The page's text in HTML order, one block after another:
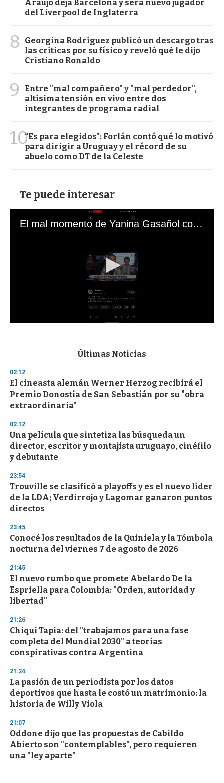
Araujo deja Barcelona y será nuevo jugador
del Liverpool de Inglaterra
8
Georgina Rodríguez publicó un descargo tras
las críticas por su físico y reveló qué le dijo
Cristiano Ronaldo
9
Entre "mal compañero" y "mal perdedor",
altísima tensión en vivo entre dos
integrantes de programa radial
10“Es para elegidos”: Forlán contó qué lo motivó
para dirigir a Uruguay y el récord de su
abuelo como DT de la Celeste
Te puede interesar
El mal momento de Yanina Gasañol con un hincha argentino en "Subrayado"
s
d
s
o
f
3
s
e
c
o
n
d
Últimas Noticias
02:12
El cineasta alemán Werner Herzog recibirá el
Premio Donostia de San Sebastián por su "obra
extraordinaria"
02:12
Una película que sintetiza las búsqueda un
director, escritor y montajista uruguayo, cinéfilo
y debutante
23:54
Trouville se clasificó a playoffs y es el nuevo líder
de la LDA; Verdirrojo y Lagomar ganaron puntos
directos
23:45
Conocé los resultados de la Quiniela y la Tómbola
nocturna del viernes 7 de agosto de 2026
21:45
El nuevo rumbo que promete Abelardo De la
Espriella para Colombia: "Orden, autoridad y
libertad"
21:26
Chiqui Tapia: del "trabajamos para una fase
completa del Mundial 2030" a teorías
conspirativas contra Argentina
21:24
La pasión de un periodista por los datos
deportivos que hasta le costó un matrimonio: la
historia de Willy Viola
21:07
Oddone dijo que las propuestas de Cabildo
Abierto son "contemplables", pero requieren
una "ley aparte"